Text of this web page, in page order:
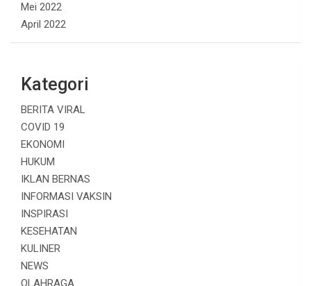
Mei 2022
April 2022
Kategori
BERITA VIRAL
COVID 19
EKONOMI
HUKUM
IKLAN BERNAS
INFORMASI VAKSIN
INSPIRASI
KESEHATAN
KULINER
NEWS
OLAHRAGA